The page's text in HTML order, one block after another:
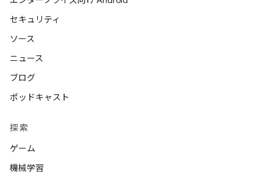
セキュリティ
ソース
ニュース
ブログ
ポッドキャスト
探索
ゲーム
機械学習